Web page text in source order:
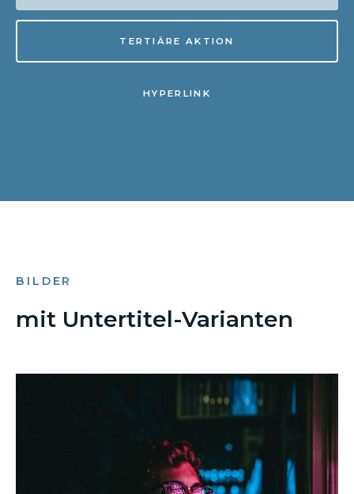
TERTIÄRE AKTION
HYPERLINK
BILDER
mit Untertitel-Varianten